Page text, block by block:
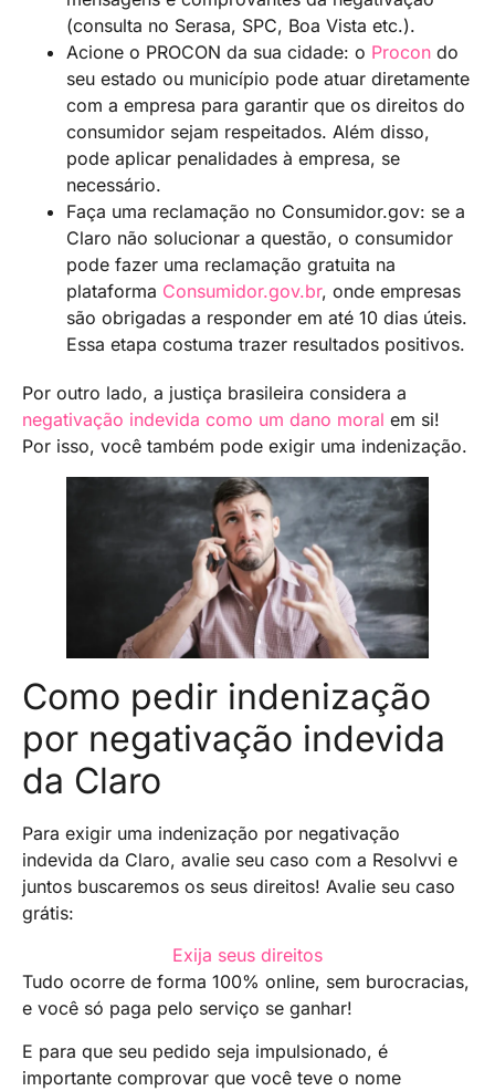
(consulta no Serasa, SPC, Boa Vista etc.).
Acione o PROCON da sua cidade: o Procon do
seu estado ou município pode atuar diretamente
com a empresa para garantir que os direitos do
consumidor sejam respeitados. Além disso,
pode aplicar penalidades à empresa, se
necessário.
Faça uma reclamação no Consumidor.gov: se a
Claro não solucionar a questão, o consumidor
pode fazer uma reclamação gratuita na
plataforma Consumidor.gov.br, onde empresas
são obrigadas a responder em até 10 dias úteis.
Essa etapa costuma trazer resultados positivos.
Por outro lado, a justiça brasileira considera a
negativação indevida como um dano moral em si!
Por isso, você também pode exigir uma indenização.
Como pedir indenização
por negativação indevida
da Claro
Para exigir uma indenização por negativação
indevida da Claro, avalie seu caso com a Resolvvi e
juntos buscaremos os seus direitos! Avalie seu caso
grátis:
Exija seus direitos
Tudo ocorre de forma 100% online, sem burocracias,
e você só paga pelo serviço se ganhar!
E para que seu pedido seja impulsionado, é
importante comprovar que você teve o nome